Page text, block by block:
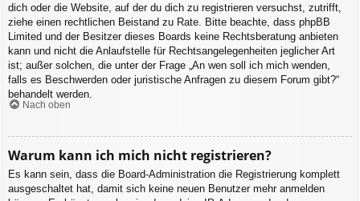
dich oder die Website, auf der du dich zu registrieren versuchst, zutrifft,
ziehe einen rechtlichen Beistand zu Rate. Bitte beachte, dass phpBB
Limited und der Besitzer dieses Boards keine Rechtsberatung anbieten
kann und nicht die Anlaufstelle für Rechtsangelegenheiten jeglicher Art
ist; außer solchen, die unter der Frage „An wen soll ich mich wenden,
falls es Beschwerden oder juristische Anfragen zu diesem Forum gibt?“
behandelt werden.
Nach oben
Warum kann ich mich nicht registrieren?
Es kann sein, dass die Board-Administration die Registrierung komplett
ausgeschaltet hat, damit sich keine neuen Benutzer mehr anmelden